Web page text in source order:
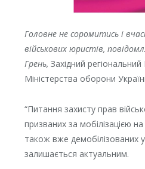
Головне не соромитись і
військових юристів,
Грень, Західний
Міністерства оборони
“Питання захисту прав
призваних за мобілізацією
також вже демобілізованих
залишається актуальним.